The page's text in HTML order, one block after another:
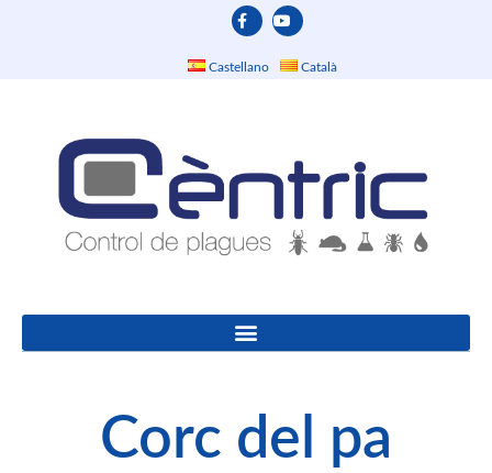
Castellano Català
Corc del pa